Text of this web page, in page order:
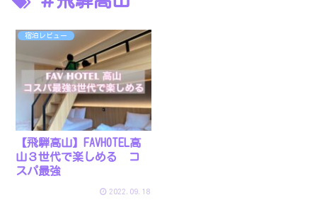
宿泊レビュー
【飛騨高山】FAVHOTEL高
山３世代で楽しめる コ
スパ最強
2022.09.18